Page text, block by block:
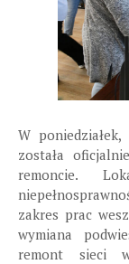
W
została
remoncie.
zakres prac
wymiana
remont sieci